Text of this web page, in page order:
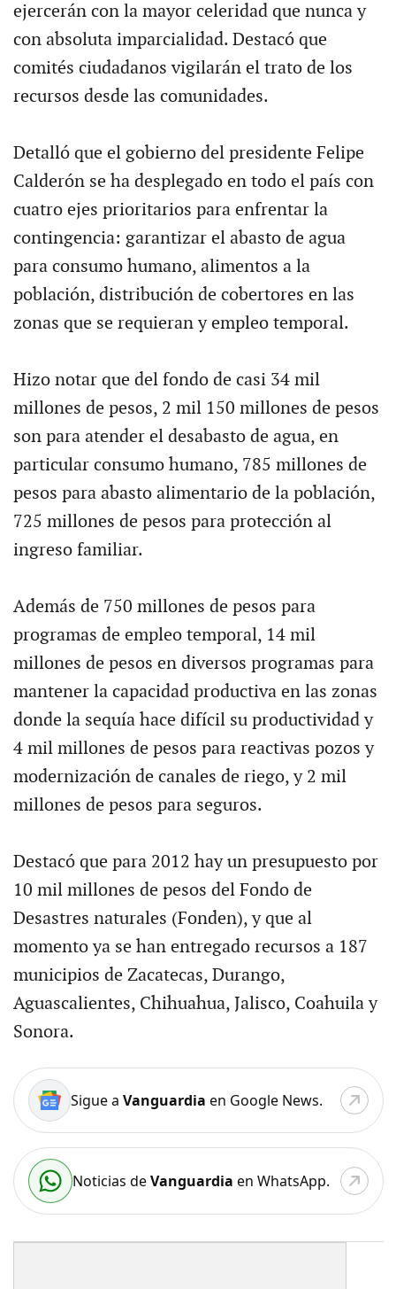
ejercerán con la mayor celeridad que nunca y
con absoluta imparcialidad. Destacó que
comités ciudadanos vigilarán el trato de los
recursos desde las comunidades.
Detalló que el gobierno del presidente Felipe
Calderón se ha desplegado en todo el país con
cuatro ejes prioritarios para enfrentar la
contingencia: garantizar el abasto de agua
para consumo humano, alimentos a la
población, distribución de cobertores en las
zonas que se requieran y empleo temporal.
Hizo notar que del fondo de casi 34 mil
millones de pesos, 2 mil 150 millones de pesos
son para atender el desabasto de agua, en
particular consumo humano, 785 millones de
pesos para abasto alimentario de la población,
725 millones de pesos para protección al
ingreso familiar.
Además de 750 millones de pesos para
programas de empleo temporal, 14 mil
millones de pesos en diversos programas para
mantener la capacidad productiva en las zonas
donde la sequía hace difícil su productividad y
4 mil millones de pesos para reactivas pozos y
modernización de canales de riego, y 2 mil
millones de pesos para seguros.
Destacó que para 2012 hay un presupuesto por
10 mil millones de pesos del Fondo de
Desastres naturales (Fonden), y que al
momento ya se han entregado recursos a 187
municipios de Zacatecas, Durango,
Aguascalientes, Chihuahua, Jalisco, Coahuila y
Sonora.
Sigue a Vanguardia en Google News.
Noticias deVanguardia en WhatsApp.